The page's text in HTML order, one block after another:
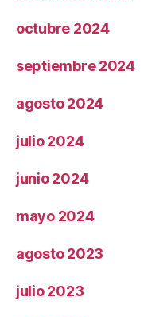
octubre 2024
septiembre 2024
agosto 2024
julio 2024
junio 2024
mayo 2024
agosto 2023
julio 2023